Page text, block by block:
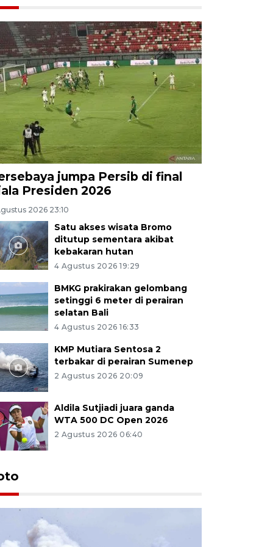
jumpa Persib di final
Presiden 2026
2026 23:10
Satu akses wisata Bromo
ditutup sementara akibat
kebakaran hutan
4 Agustus 2026 19:29
BMKG prakirakan gelombang
setinggi 6 meter di perairan
selatan Bali
4 Agustus 2026 16:33
KMP Mutiara Sentosa 2
terbakar di perairan Sumenep
2 Agustus 2026 20:09
Aldila Sutjiadi juara ganda
WTA 500 DC Open 2026
2 Agustus 2026 06:40